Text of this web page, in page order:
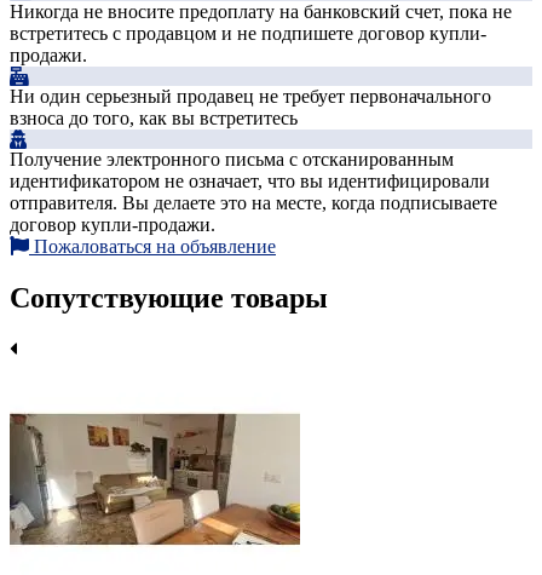
Никогда не вносите предоплату на банковский счет, пока не
встретитесь с продавцом и не подпишете договор купли-
продажи.
Ни один серьезный продавец не требует первоначального
взноса до того, как вы встретитесь
Получение электронного письма с отсканированным
идентификатором не означает, что вы идентифицировали
отправителя. Вы делаете это на месте, когда подписываете
договор купли-продажи.
Пожаловаться на объявление
Сопутствующие товары